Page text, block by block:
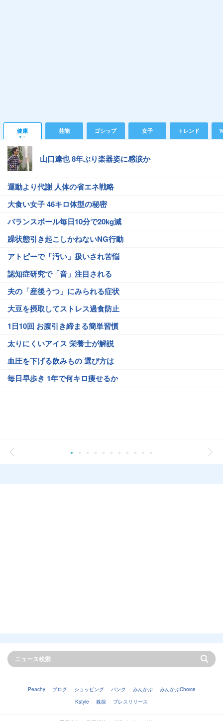
健康 芸能 ゴシップ 女子 トレンド
山口達也 8年ぶり楽器姿に感涙か
運動より代謝 人体の省エネ戦略
大食い女子 46キロ体型の秘密
バランスボール毎日10分で20kg減
躁状態引き起こしかねないNG行動
アトピーで「汚い」扱いされ苦悩
認知症研究で「音」注目される
夫の「産後うつ」にみられる症状
大豆を摂取してストレス過食防止
1日10回 お腹引き締まる簡単習慣
太りにくいアイス 栄養士が解説
血圧を下げる飲みもの 選び方は
毎日早歩き 1年で何キロ痩せるか
Peachy ブログ ショッピング バンク みんかぶ
みんかぶChoice
Kstyle
株探 プレスリリース